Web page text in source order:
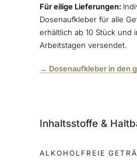
Für eilige Lieferungen:
Dosenaufkleber für alle
erhältlich ab 10 Stück und
Arbeitstagen versendet.
→ Dosenaufkleber in den
Inhaltsstoffe &
ALKOHOLFREIE